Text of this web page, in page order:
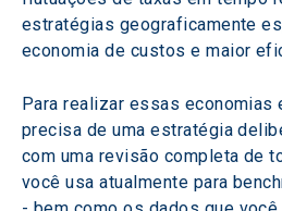
estratégias geograficamente
economia de custos e maior
Para realizar essas economias
precisa de uma estratégia
com uma revisão completa de
você usa atualmente para